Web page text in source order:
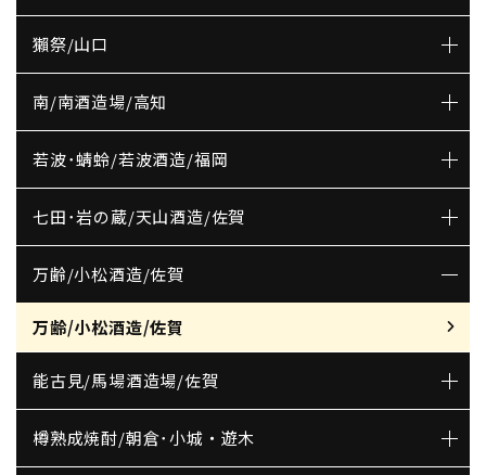
獺祭/山口
南/南酒造場/高知
若波･蜻蛉/若波酒造/福岡
七田･岩の蔵/天山酒造/佐賀
万齢/小松酒造/佐賀
万齢/小松酒造/佐賀
能古見/馬場酒造場/佐賀
樽熟成焼酎/朝倉･小城・遊木